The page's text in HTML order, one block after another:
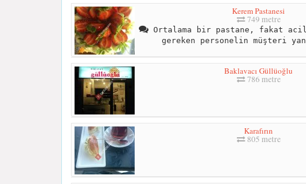
Kerem Pastanesi
749 metre
Ortalama bir pastane, fakat
gereken personelin müşteri
Baklavacı Güllüoğlu
786 metre
Karafırın
805 metre